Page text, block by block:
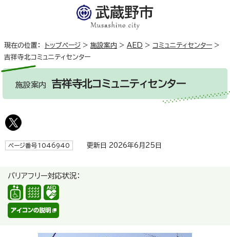
現在の位置： トップページ > 施設案内 > AED > コミュニティセンター >
吉祥寺北コミュニティセンター
施設案内 吉祥寺北コミュニティセンター
ページ番号1046940 更新日 2026年6月25日
バリアフリー対応状況：